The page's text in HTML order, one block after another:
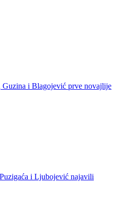
Guzina i Blagojević prve novajlije
i Ljubojević najavili